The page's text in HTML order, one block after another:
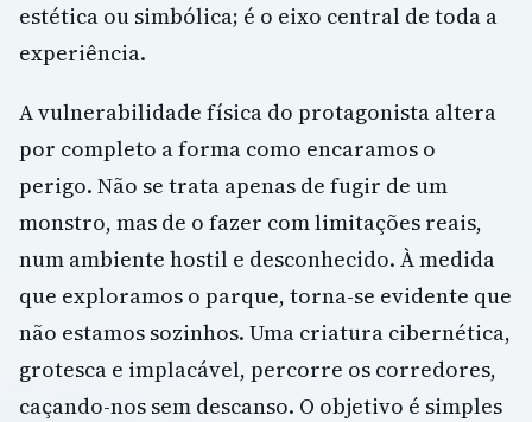
estética ou simbólica; é o eixo central de toda a
experiência.
A vulnerabilidade física do protagonista altera
por completo a forma como encaramos o
perigo. Não se trata apenas de fugir de um
monstro, mas de o fazer com limitações reais,
num ambiente hostil e desconhecido. À medida
que exploramos o parque, torna-se evidente que
não estamos sozinhos. Uma criatura cibernética,
grotesca e implacável, percorre os corredores,
caçando-nos sem descanso. O objetivo é simples